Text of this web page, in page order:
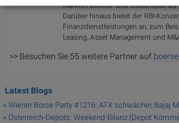
Märkten Zentral- und Osteuropas
Darüber hinaus bietet der RBI-
Finanzdienstleistungen an, zum
Leasing, Asset Management und
>> Besuchen Sie 55 weitere Partner auf
Latest Blogs
» Wiener Börse Party #1216: ATX schwächer, Bajaj
» Österreich-Depots: Weekend-Bilanz (Depot